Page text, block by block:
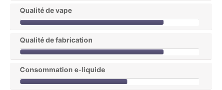
Qualité de vape
Qualité de fabrication
Consommation e-liquide